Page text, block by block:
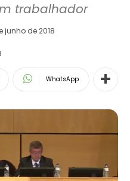
trabalhador
junho de 2018
WhatsApp